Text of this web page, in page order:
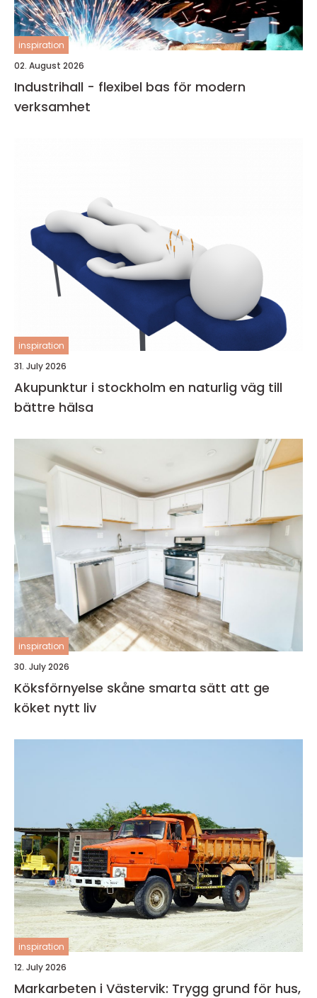
inspiration
02. August 2026
Industrihall - flexibel bas för modern
verksamhet
inspiration
31. July 2026
Akupunktur i stockholm en naturlig väg till
bättre hälsa
inspiration
30. July 2026
Köksförnyelse skåne smarta sätt att ge
köket nytt liv
inspiration
12. July 2026
Markarbeten i Västervik: Trygg grund för hus,